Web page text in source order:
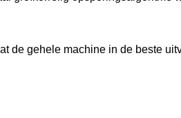
de gehele machine in de beste